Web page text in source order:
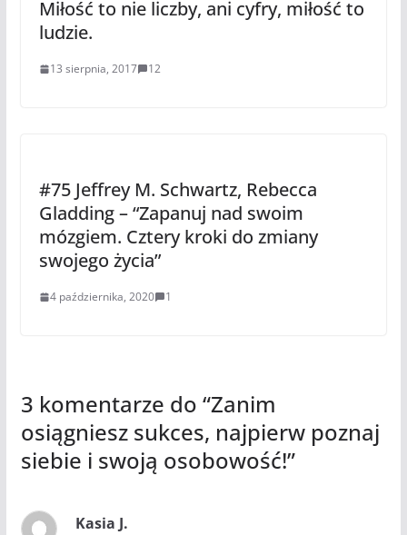
Miłość to nie liczby, ani cyfry, miłość to
ludzie.
13 sierpnia, 2017 12
#75 Jeffrey M. Schwartz, Rebecca
Gladding – “Zapanuj nad swoim
mózgiem. Cztery kroki do zmiany
swojego życia”
4 października, 2020 1
3 komentarze do “Zanim
osiągniesz sukces, najpierw poznaj
siebie i swoją osobowość!”
Kasia J.